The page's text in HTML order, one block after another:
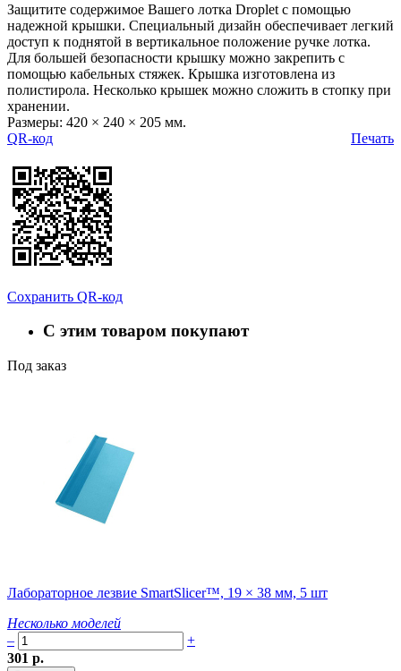
Защитите содержимое Вашего лотка Droplet с помощью
надежной крышки. Специальный дизайн обеспечивает легкий
доступ к поднятой в вертикальное положение ручке лотка.
Для большей безопасности крышку можно закрепить с
помощью кабельных стяжек. Крышка изготовлена из
полистирола. Несколько крышек можно сложить в стопку при
хранении.
Размеры: 420 × 240 × 205 мм.
Печать
QR-код
Сохранить QR-код
С этим товаром покупают
Под заказ
Лабораторное лезвие SmartSlicer™, 19 × 38 мм, 5 шт
Несколько моделей
–
+
301 р.